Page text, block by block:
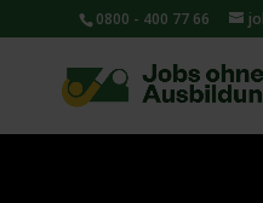
0800 - 400 77 66